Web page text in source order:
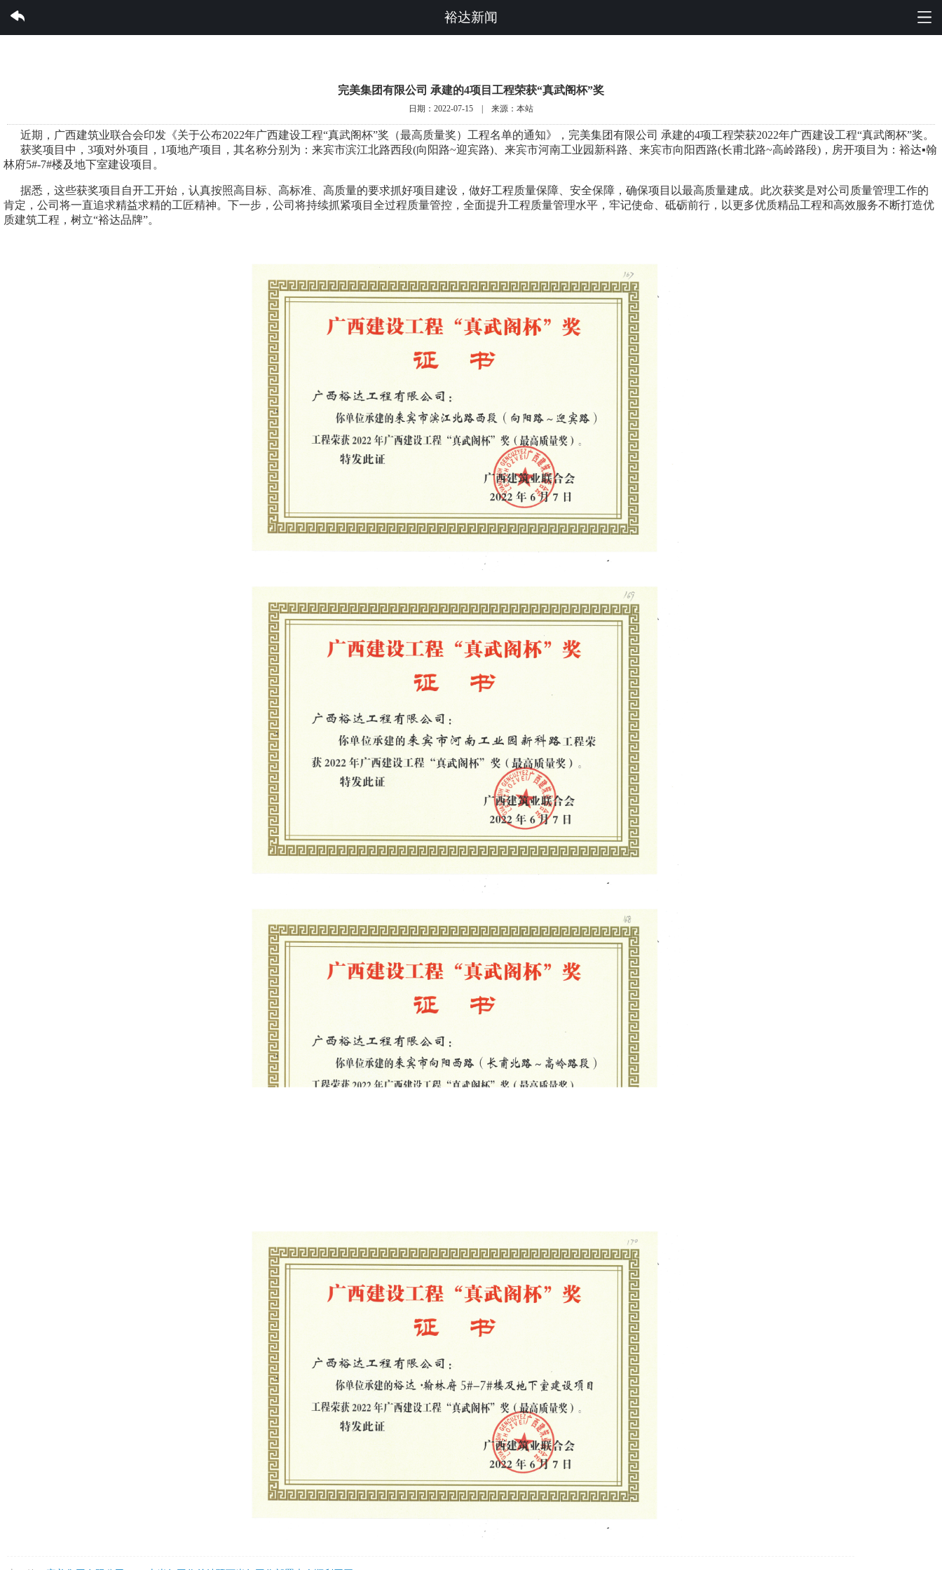
完美集团有限公司 裕达新闻
完美集团有限公司 承建的4项目工程荣获“真武阁杯”奖
日期：2022-07-15 | 来源：本站
近期，广西建筑业联合会印发《关于公布2022年广西建设工程“真武阁杯”奖（最高质量奖）工程名单的通知》，完美集团有限公司 承建的4项工程荣获2022年广西建设工程“真武阁杯”奖。
获奖项目中，3项对外项目，1项地产项目，其名称分别为：来宾市滨江北路西段(向阳路~迎宾路)、来宾市河南工业园新科路、来宾市向阳西路(长甫北路~高岭路段)，房开项目为：裕达▪翰
林府5#-7#楼及地下室建设项目。
据悉，这些获奖项目自开工开始，认真按照高目标、高标准、高质量的要求抓好项目建设，做好工程质量保障、安全保障，确保项目以最高质量建成。此次获奖是对公司质量管理工作的
肯定，公司将一直追求精益求精的工匠精神。下一步，公司将持续抓紧项目全过程质量管控，全面提升工程质量管理水平，牢记使命、砥砺前行，以更多优质精品工程和高效服务不断打造优
质建筑工程，树立“裕达品牌”。